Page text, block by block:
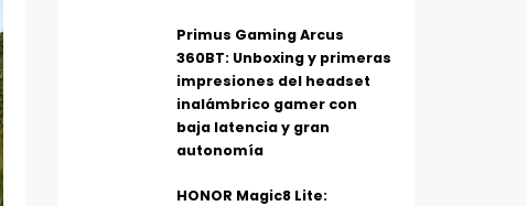
Primus Gaming Arcus
360BT: Unboxing y primeras
impresiones del headset
inalámbrico gamer con
baja latencia y gran
autonomía
HONOR Magic8 Lite: